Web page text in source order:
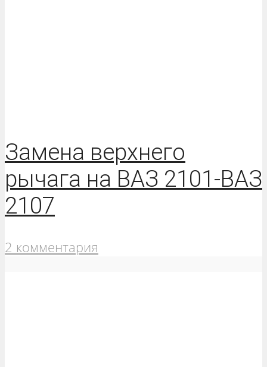
Замена верхнего
рычага на ВАЗ 2101-ВАЗ
2107
2 комментария